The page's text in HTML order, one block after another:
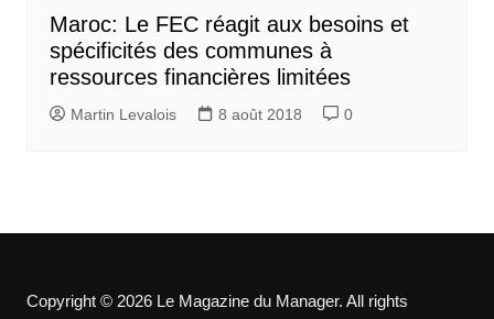
Maroc: Le FEC réagit aux besoins et
spécificités des communes à
ressources financières limitées
Martin Levalois 8 août 2018 0
Copyright © 2026 Le Magazine du Manager. All rights